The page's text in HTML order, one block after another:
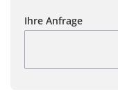
Ihre Anfrage